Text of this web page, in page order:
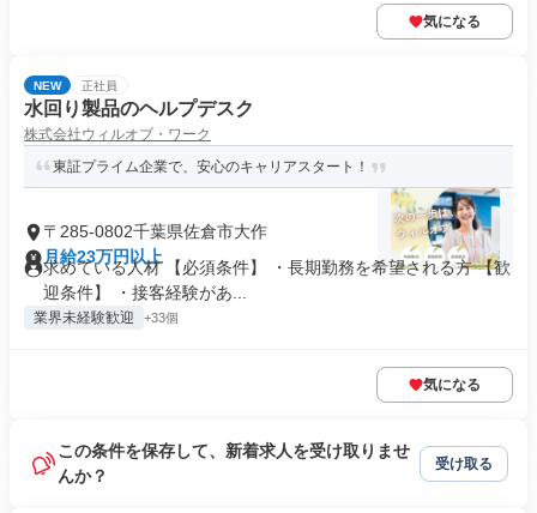
気になる
NEW 正社員
水回り製品のヘルプデスク
株式会社ウィルオブ・ワーク
東証プライム企業で、安心のキャリアスタート！
〒285-0802千葉県佐倉市大作
月給23万円以上
求めている人材 【必須条件】 ・長期勤務を希望される方 【歓
迎条件】 ・接客経験があ...
業界未経験歓迎 +33個
気になる
この条件を保存して、新着求人を受け取りませ
んか？
受け取る